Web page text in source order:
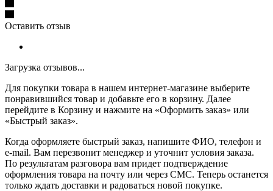
Оставить отзыв
Загрузка отзывов...
Для покупки товара в нашем интернет-магазине выберите
понравившийся товар и добавьте его в корзину. Далее
перейдите в Корзину и нажмите на «Оформить заказ» или
«Быстрый заказ».
Когда оформляете быстрый заказ, напишите ФИО, телефон и
e-mail. Вам перезвонит менеджер и уточнит условия заказа.
По результатам разговора вам придет подтверждение
оформления товара на почту или через СМС. Теперь останется
только ждать доставки и радоваться новой покупке.